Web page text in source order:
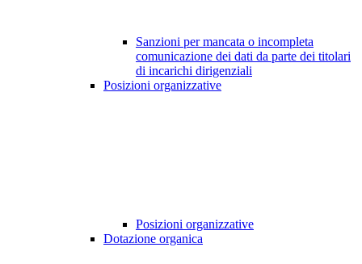
Sanzioni per mancata o incompleta
comunicazione dei dati da parte dei titolari
di incarichi dirigenziali
Posizioni organizzative
Posizioni organizzative
Dotazione organica